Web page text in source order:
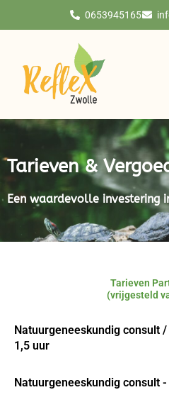
0653945165
Tarieven &
Een waardevolle investering
Tarieven
(vrijgesteld
Natuurgeneeskundig consult
1,5 uur
Natuurgeneeskundig consult